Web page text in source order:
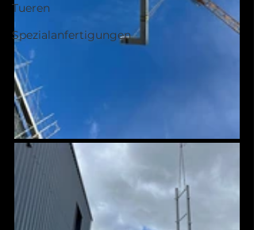
Tueren
Spezialanfertigungen